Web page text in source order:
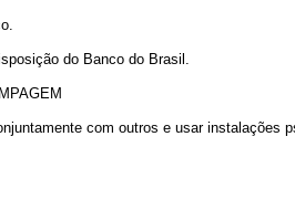
do Banco do Brasil.
com outros e usar instalações